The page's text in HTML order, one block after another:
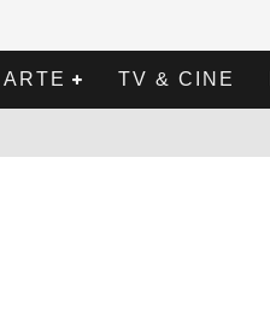
ARTE TV & CINE